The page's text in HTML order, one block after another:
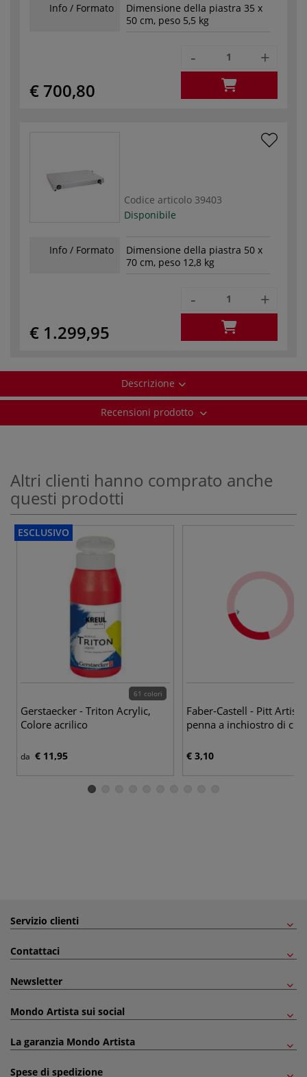
Info / Formato
Dimensione della piastra 35 x
50 cm, peso 5,5 kg
€ 700,80
- +
Codice articolo 39403
Disponibile
Info / Formato
Dimensione della piastra 50 x
70 cm, peso 12,8 kg
€ 1.299,95
- +
Descrizione
Recensioni prodotto
Altri clienti hanno comprato anche
questi prodotti
ESCLUSIVO
61 colori
Gerstaecker - Triton Acrylic,
Colore acrilico
da € 11,95
Faber-Castell - Pitt Artist
penna a inchiostro di
€ 3,10
Servizio clienti
Contattaci
Newsletter
Mondo Artista sui social
La garanzia Mondo Artista
Spese di spedizione